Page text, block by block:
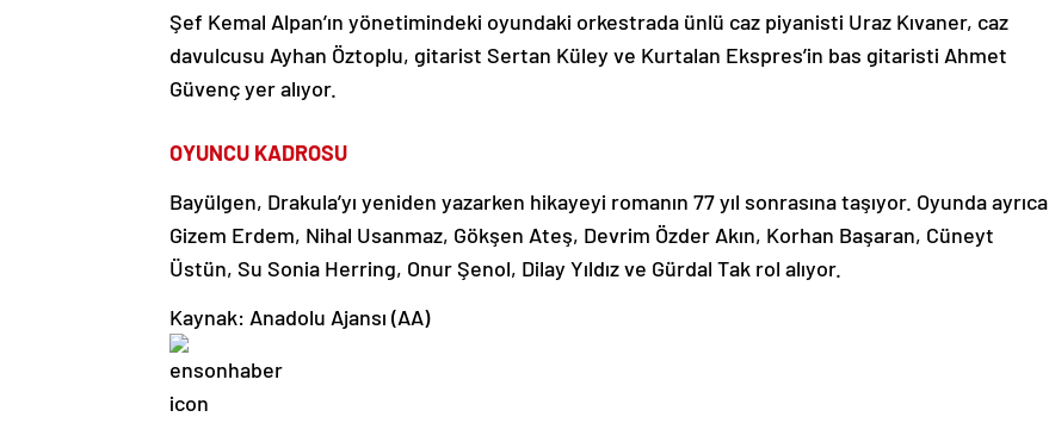
Şef Kemal Alpan’ın yönetimindeki oyundaki orkestrada ünlü caz piyanisti Uraz Kıvaner, caz
davulcusu Ayhan Öztoplu, gitarist Sertan Küley ve Kurtalan Ekspres’in bas gitaristi Ahmet
Güvenç yer alıyor.
OYUNCU KADROSU
Bayülgen, Drakula’yı yeniden yazarken hikayeyi romanın 77 yıl sonrasına taşıyor. Oyunda ayrıca
Gizem Erdem, Nihal Usanmaz, Gökşen Ateş, Devrim Özder Akın, Korhan Başaran, Cüneyt
Üstün, Su Sonia Herring, Onur Şenol, Dilay Yıldız ve Gürdal Tak rol alıyor.
Kaynak: Anadolu Ajansı (AA)